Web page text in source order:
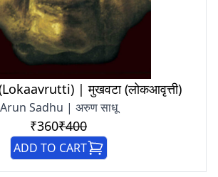
| मुखवटा (लोकआवृत्ती)
Arun Sadhu | अरुण साधू
₹360₹400
ADD TO CART